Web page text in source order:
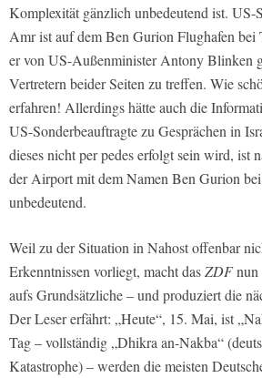
Komplexität gänzlich unbedeutend ist.
Amr ist auf dem Ben Gurion Flughafen
er von US-Außenminister Antony Blinken
Vertretern beider Seiten zu treffen. Wie
erfahren! Allerdings hätte auch die
US-Sonderbeauftragte zu Gesprächen in
dieses nicht per pedes erfolgt sein wird, ist
der Airport mit dem Namen Ben Gurion
unbedeutend.
Weil zu der Situation in Nahost offenbar
Erkenntnissen vorliegt, macht dasZDFnun
aufs Grundsätzliche – und produziert die
Der Leser erfährt: „Heute“, 15. Mai, ist
Tag – vollständig „Dhikra an-Nakba“
Katastrophe) – werden die meisten